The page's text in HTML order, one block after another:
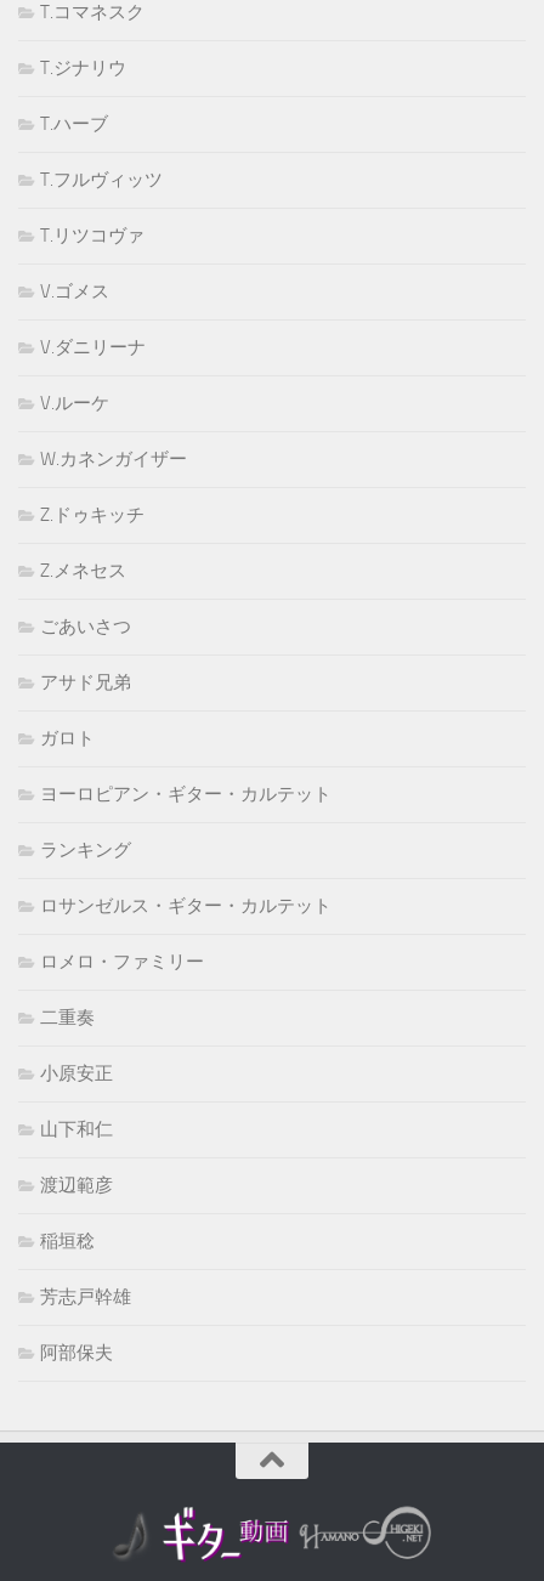
T.コマネスク
T.ジナリウ
T.ハーブ
T.フルヴィッツ
T.リツコヴァ
V.ゴメス
V.ダニリーナ
V.ルーケ
W.カネンガイザー
Z.ドゥキッチ
Z.メネセス
ごあいさつ
アサド兄弟
ガロト
ヨーロピアン・ギター・カルテット
ランキング
ロサンゼルス・ギター・カルテット
ロメロ・ファミリー
二重奏
小原安正
山下和仁
渡辺範彦
稲垣稔
芳志戸幹雄
阿部保夫